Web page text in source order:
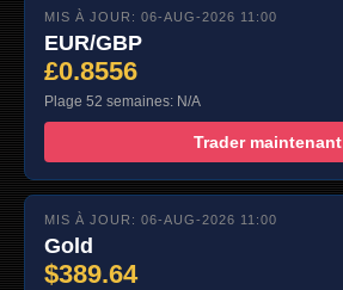
MIS À JOUR: 06-AUG-2026 11:00
EUR/GBP
£0.8556
Plage 52 semaines: N/A
Trader maintenant
MIS À JOUR: 06-AUG-2026 11:00
Gold
$389.64